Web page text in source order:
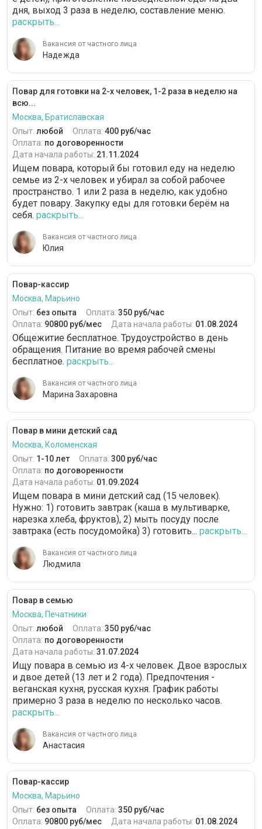
дня, выход 3 раза в неделю, составление меню.
раскрыть...
Вакансия от частного лица
Надежда
Повар для готовки на 2-х человек, 1-2 раза в неделю на
всю...
Москва, Братиславская
Опыт: любой Оплата: 400 руб/час
Оплата: по договоренности
Дата начала работы: 21.11.2024
Ищем повара, который бы готовил еду на неделю
семье из 2-х человек и убирал за собой рабочее
пространство. 1 или 2 раза в неделю, как удобно
будет повару. Закупку еды для готовки берём на
себя. раскрыть...
Вакансия от частного лица
Юлия
Повар-кассир
Москва, Марьино
Опыт: без опыта Оплата: 350 руб/час
Оплата: 90800 руб/мес Дата начала работы: 01.08.2024
Общежитие бесплатное. Трудоустройство в день
обращения. Питание во время рабочей смены
бесплатное. раскрыть...
Вакансия от частного лица
Марина Захаровна
Повар в мини детский сад
Москва, Коломенская
Опыт: 1-10 лет Оплата: 300 руб/час
Оплата: по договоренности
Дата начала работы: 01.09.2024
Ищем повара в мини детский сад (15 человек).
Нужно: 1) готовить завтрак (каша в мультиварке,
нарезка хлеба, фруктов), 2) мыть посуду после
завтрака (есть посудомойка) 3) готовить... раскрыть...
Вакансия от частного лица
Людмила
Повар в семью
Москва, Печатники
Опыт: любой Оплата: 350 руб/час
Оплата: по договоренности
Дата начала работы: 31.07.2024
Ищу повара в семью из 4-х человек. Двое взрослых
и двое детей (13 лет и 2 года). Предпочтения -
веганская кухня, русская кухня. График работы
примерно 3 раза в неделю по несколько часов.
раскрыть...
Вакансия от частного лица
Анастасия
Повар-кассир
Москва, Марьино
Опыт: без опыта Оплата: 350 руб/час
Оплата: 90800 руб/мес Дата начала работы: 01.08.2024